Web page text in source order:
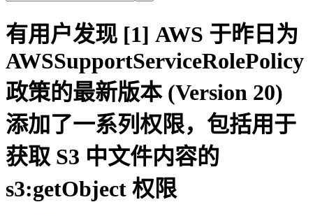
有用户发现 [1] AWS 于昨日为
AWSSupportServiceRolePolicy
政策的最新版本 (Version 20)
添加了一系列权限，包括用于
获取 S3 中文件内容的
s3:getObject 权限